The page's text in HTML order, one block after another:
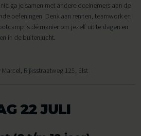
ga je samen met andere deelnemers aan de
oefeningen. Denk aan rennen, teamwork en
is dé manier om jezelf uit te dagen en
in de buitenlucht.
Rijksstraatweg 125, Elst
22 JULI